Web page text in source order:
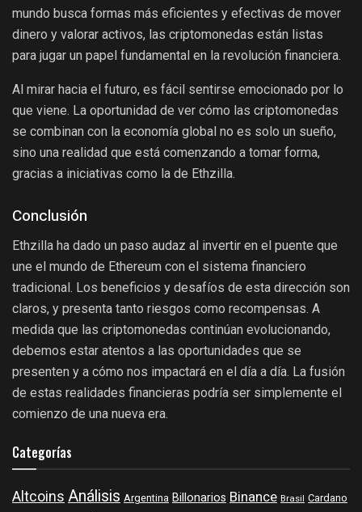
mundo busca formas más eficientes y efectivas de mover
dinero y valorar activos, las criptomonedas están listas
para jugar un papel fundamental en la revolución financiera.
Al mirar hacia el futuro, es fácil sentirse emocionado por lo
que viene. La oportunidad de ver cómo las criptomonedas
se combinan con la economía global no es solo un sueño,
sino una realidad que está comenzando a tomar forma,
gracias a iniciativas como la de Ethzilla.
Conclusión
Ethzilla ha dado un paso audaz al invertir en el puente que
une el mundo de Ethereum con el sistema financiero
tradicional. Los beneficios y desafíos de esta dirección son
claros, y presenta tanto riesgos como recompensas. A
medida que las criptomonedas continúan evolucionando,
debemos estar atentos a las oportunidades que se
presenten y a cómo nos impactará en el día a día. La fusión
de estas realidades financieras podría ser simplemente el
comienzo de una nueva era.
Categorías
Altcoins Análisis Argentina Billonarios Binance Brasil Cardano